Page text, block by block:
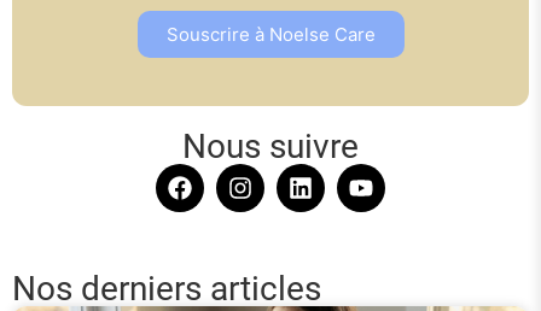
Souscrire à Noelse Care
Nous suivre
Nos derniers articles